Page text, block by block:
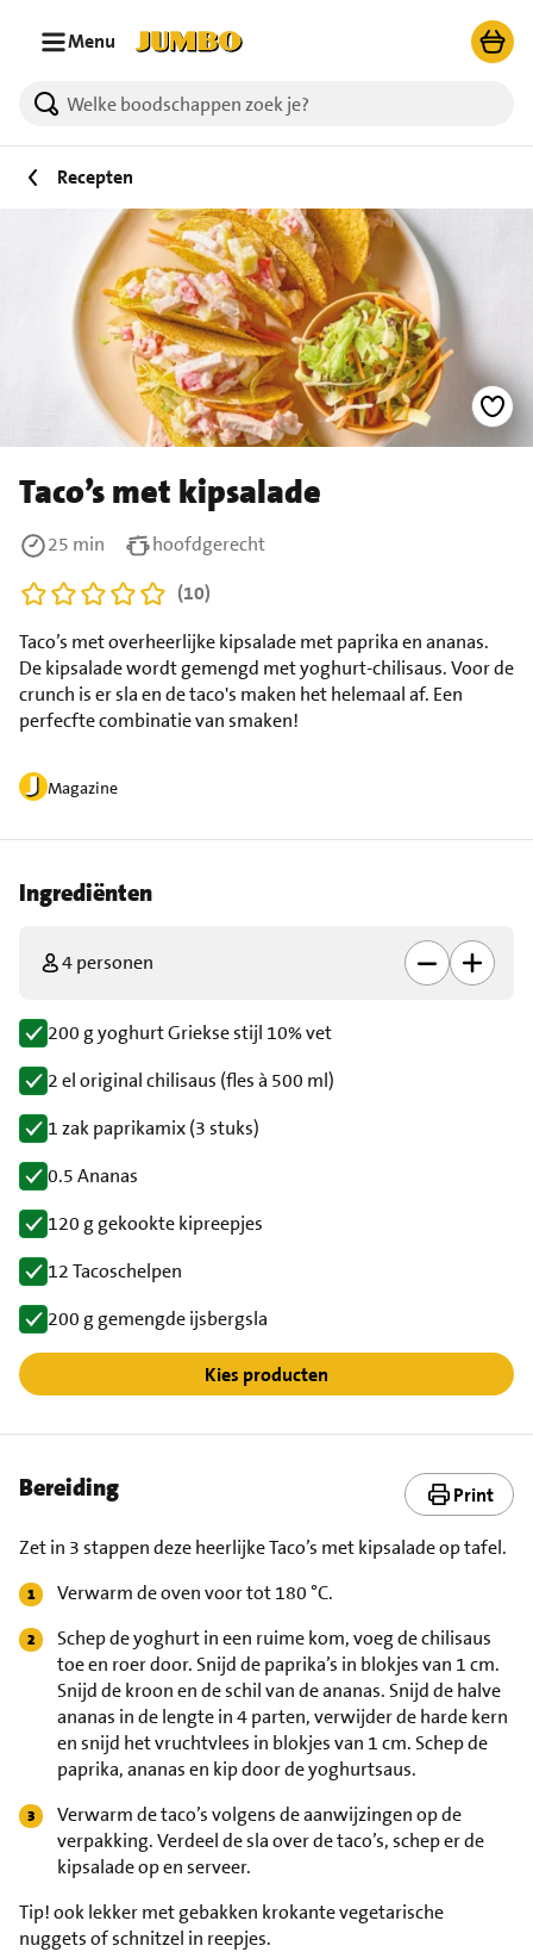
Menu
Recepten
Taco’s met kipsalade
Magazine
Taco’s met overheerlijke kipsalade met paprika en ananas.
De kipsalade wordt gemengd met yoghurt-chilisaus. Voor de
crunch is er sla en de taco's maken het helemaal af. Een
perfecfte combinatie van smaken!
25 min
hoofdgerecht
(10)
Ingrediënten
4 personen
200 g yoghurt Griekse stijl 10% vet
2 el original chilisaus (fles à 500 ml)
1 zak paprikamix (3 stuks)
0.5 Ananas
120 g gekookte kipreepjes
12 Tacoschelpen
200 g gemengde ijsbergsla
Kies producten
Bereiding Print
Zet in 3 stappen deze heerlijke Taco’s met kipsalade op tafel.
Verwarm de oven voor tot 180 °C.
Schep de yoghurt in een ruime kom, voeg de chilisaus
toe en roer door. Snijd de paprika’s in blokjes van 1 cm.
Snijd de kroon en de schil van de ananas. Snijd de halve
ananas in de lengte in 4 parten, verwijder de harde kern
en snijd het vruchtvlees in blokjes van 1 cm. Schep de
paprika, ananas en kip door de yoghurtsaus.
Verwarm de taco’s volgens de aanwijzingen op de
verpakking. Verdeel de sla over de taco’s, schep er de
kipsalade op en serveer.
Tip!ook lekker met gebakken krokante vegetarische
nuggets of schnitzel in reepjes.